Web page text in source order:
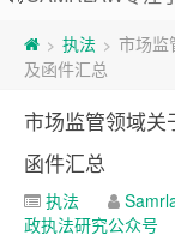
> 执法 > 市场监
及函件汇总
市场监管领域关
函件汇总
执法
政执法研究公众号